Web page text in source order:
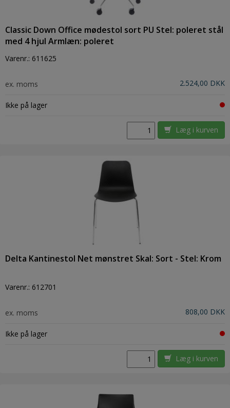
Classic Down Office mødestol sort PU Stel: poleret stål
med 4 hjul Armlæn: poleret
Varenr.: 611625
ex. moms 2.524,00 DKK
Ikke på lager
Læg i kurven
Delta Kantinestol Net mønstret Skal: Sort - Stel: Krom
Varenr.: 612701
ex. moms 808,00 DKK
Ikke på lager
Læg i kurven